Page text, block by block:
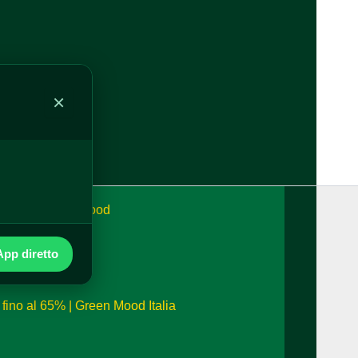
×
diretto
24h | Green Mood
al 65% | Green Mood Italia